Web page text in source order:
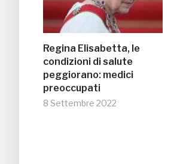
Regina Elisabetta, le
condizioni di salute
peggiorano: medici
preoccupati
8 Settembre 2022